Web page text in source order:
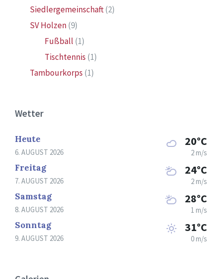
Siedlergemeinschaft(2)
SV Holzen(9)
Fußball (1)
Tischtennis (1)
Tambourkorps (1)
Wetter
Heute
6. AUGUST 2026
20°C
2 m/s
Freitag
7. AUGUST 2026
24°C
2 m/s
Samstag
8. AUGUST 2026
28°C
1 m/s
Sonntag
9. AUGUST 2026
31°C
0 m/s